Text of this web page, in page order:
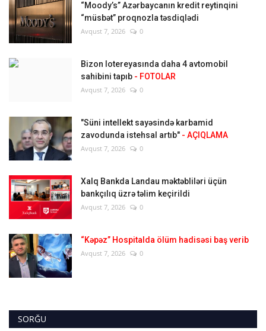
“Moody’s” Azərbaycanın kredit reytinqini
“müsbət” proqnozla təsdiqlədi
Avqust 7, 2026 0
Bizon lotereyasında daha 4 avtomobil
sahibini tapıb - FOTOLAR
Avqust 7, 2026 0
"Süni intellekt sayəsində karbamid
zavodunda istehsal artıb" - AÇIQLAMA
Avqust 7, 2026 0
Xalq Bankda Landau məktəbliləri üçün
bankçılıq üzrə təlim keçirildi
Avqust 7, 2026 0
“Kəpəz” Hospitalda ölüm hadisəsi baş verib
Avqust 7, 2026 0
SORĞU